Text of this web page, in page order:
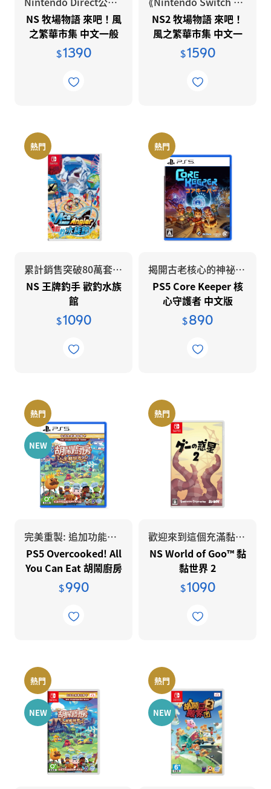
NS 牧場物語 來吧！風
之繁華市集 中文一般
版
$1390
NS2 牧場物語 來吧！
風之繁華市集 中文一
般版
$1590
熱門
累計銷售突破80萬套的《王牌釣手》系列最新作品。
NS 王牌釣手 歡釣水族
館
$1090
熱門
揭開古老核心的神祕之處!!
PS5 Core Keeper 核
心守護者 中文版
$890
熱門
NEW
完美重製: 追加功能及新模式選項
PS5 Overcooked! All
You Can Eat 胡鬧廚房
全都好吃 亞洲版
$990
熱門
歡迎來到這個充滿黏力的世界！
NS World of Goo™ 黏
黏世界 2
$1090
熱門
NEW
熱門
NEW